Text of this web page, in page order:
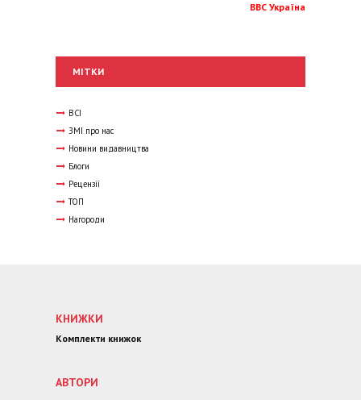
ВВС Україна
МІТКИ
ВСІ
ЗМІ про нас
Новини видавництва
Блоги
Рецензії
ТОП
Нагороди
КНИЖКИ
Комплекти книжок
АВТОРИ